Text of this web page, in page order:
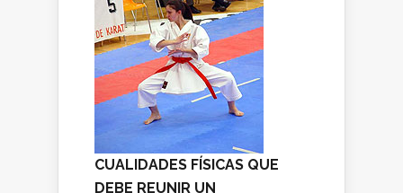
CUALIDADES FÍSICAS QUE
DEBE REUNIR UN